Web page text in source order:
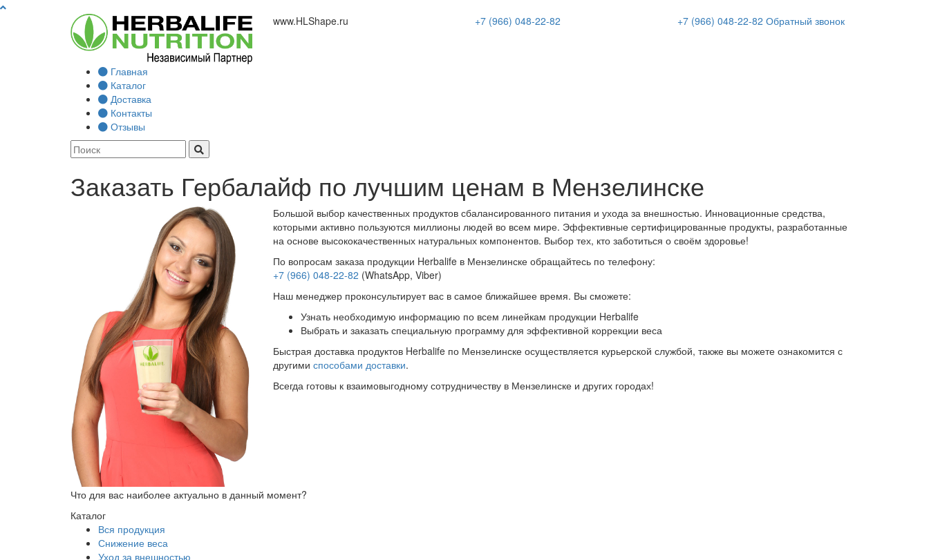
www.HLShape.ru +7 (966) 048-22-82 +7 (966) 048-22-82 Обратный звонок
Главная
Каталог
Доставка
Контакты
Отзывы
Заказать Гербалайф по лучшим ценам в Мензелинске
Большой выбор качественных продуктов сбалансированного питания и ухода за внешностью. Инновационные средства,
которыми активно пользуются миллионы людей во всем мире. Эффективные сертифицированные продукты, разработанные
на основе высококачественных натуральных компонентов. Выбор тех, кто заботиться о своём здоровье!
По вопросам заказа продукции Herbalife в Мензелинске обращайтесь по телефону:
+7 (966) 048-22-82 (WhatsApp, Viber)
Наш менеджер проконсультирует вас в самое ближайшее время. Вы сможете:
Узнать необходимую информацию по всем линейкам продукции Herbalife
Выбрать и заказать специальную программу для эффективной коррекции веса
Быстрая доставка продуктов Herbalife по Мензелинске осуществляется курьерской службой, также вы можете ознакомится с
другими способами доставки.
Всегда готовы к взаимовыгодному сотрудничеству в Мензелинске и других городах!
Что для вас наиболее актуально в данный момент?
Каталог
Вся продукция
Снижение веса
Уход за внешностью